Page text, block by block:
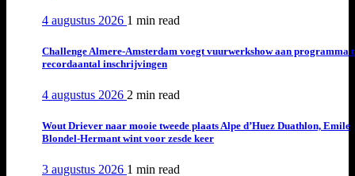
4 augustus 2026 1 min read
Challenge Almere-Amsterdam voegt vuurwerkshow aan programma
recordaantal inschrijvingen
4 augustus 2026 2 min read
Wout Driever naar mooie tweede plaats Alpe d’Huez Duathlon, Emile
Blondel-Hermant wint voor zesde keer
3 augustus 2026 1 min read